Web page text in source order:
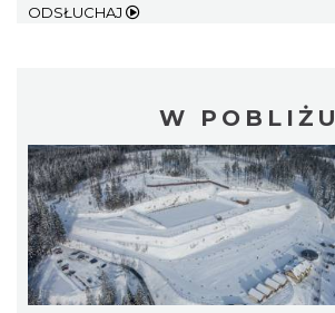
ODSŁUCHAJ
W POBLIŻU